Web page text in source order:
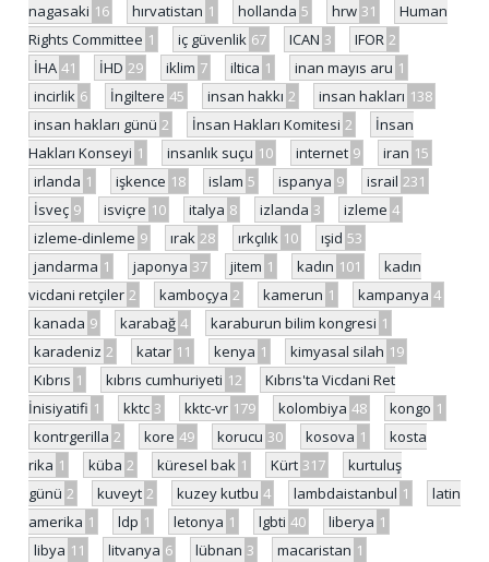
nagasaki 16 hırvatistan 1 hollanda 5 hrw 31
Human
Rights Committee 1 iç güvenlik 67 ICAN 3 IFOR 2
İHA 41 İHD 29 iklim 7 iltica 1 inan mayıs aru 1
incirlik 6 İngiltere 45 insan hakkı 2 insan hakları 138
insan hakları günü 2 İnsan Hakları Komitesi 2
İnsan
Hakları Konseyi 1 insanlık suçu 10 internet 9 iran 15
irlanda 1 işkence 18 islam 5 ispanya 9 israil 231
İsveç 9 isviçre 10 italya 8 izlanda 3 izleme 4
izleme-dinleme 9 ırak 28 ırkçılık 10 ışid 53
jandarma 1 japonya 37 jitem 1 kadın 101
kadın
vicdani retçiler 2 kamboçya 2 kamerun 1 kampanya 4
kanada 9 karabağ 4 karaburun bilim kongresi 1
karadeniz 2 katar 11 kenya 1 kimyasal silah 19
Kıbrıs 1 kıbrıs cumhuriyeti 12
Kıbrıs'ta Vicdani Ret
İnisiyatifi 1 kktc 3 kktc-vr 179 kolombiya 48 kongo 1
kontrgerilla 2 kore 49 korucu 30 kosova 1
kosta
rika 1 küba 2 küresel bak 1 Kürt 317
kurtuluş
günü 2 kuveyt 2 kuzey kutbu 4 lambdaistanbul 1
latin
amerika 1 ldp 1 letonya 1 lgbti 40 liberya 1
libya 11 litvanya 6 lübnan 3 macaristan 1